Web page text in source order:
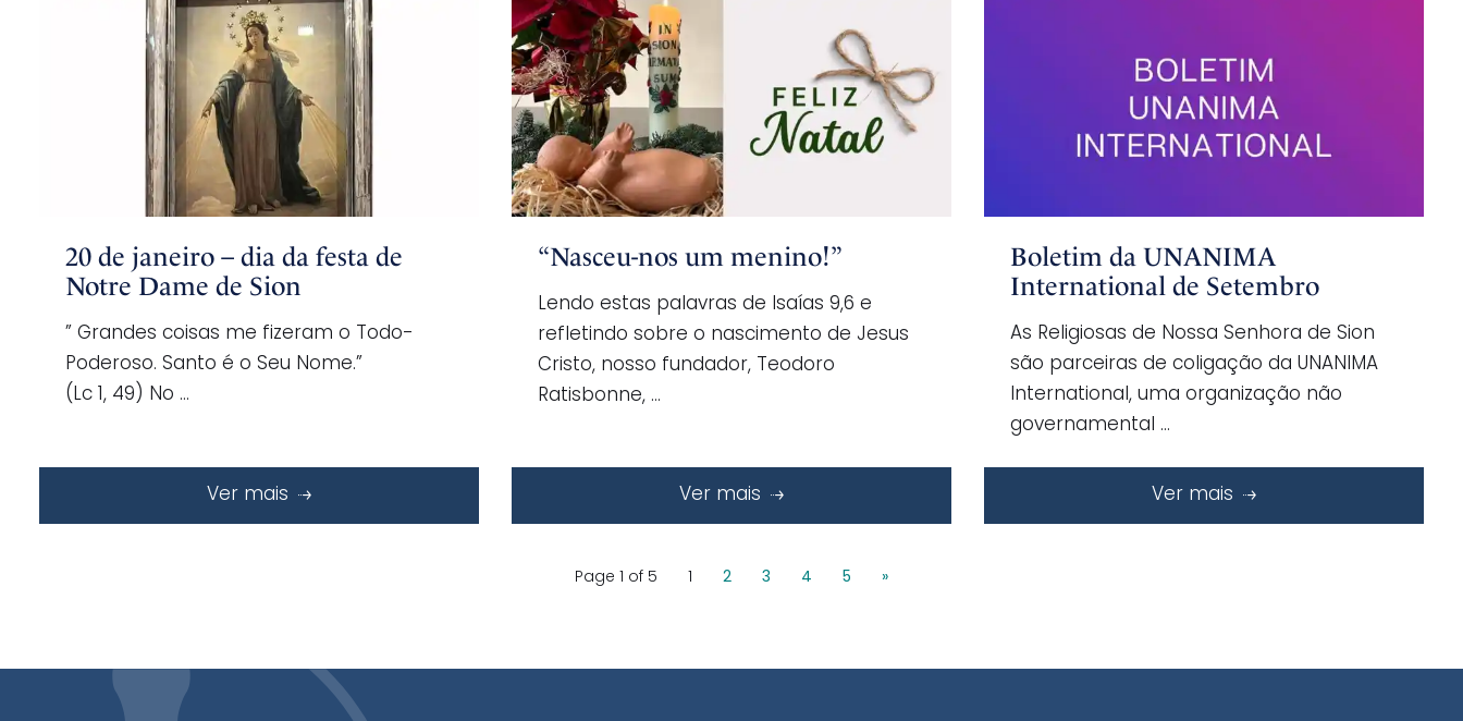
20 de janeiro – dia da festa de
Notre Dame de Sion
” Grandes coisas me fizeram o Todo-
Poderoso. Santo é o Seu Nome.”
(Lc 1, 49) No …
Ver mais
“Nasceu-nos um menino!”
Lendo estas palavras de Isaías 9,6 e
refletindo sobre o nascimento de Jesus
Cristo, nosso fundador, Teodoro
Ratisbonne, …
Ver mais
Boletim da UNANIMA
International de Setembro
As Religiosas de Nossa Senhora de Sion
são parceiras de coligação da UNANIMA
International, uma organização não
governamental …
Ver mais
Page 1 of 5 1 2 3 4 5 »